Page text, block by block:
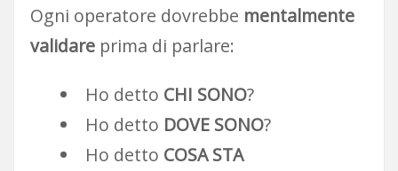
Ogni operatore dovrebbe mentalmente
validareprima di parlare:
Ho detto CHI SONO?
Ho detto DOVE SONO?
Ho detto COSA STA